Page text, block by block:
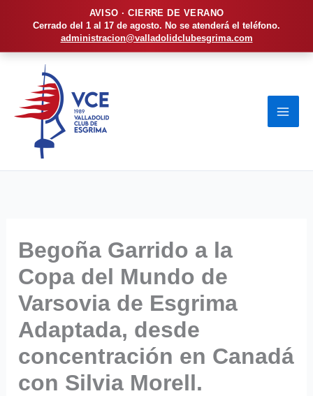
AVISO · CIERRE DE VERANO
Cerrado del 1 al 17 de agosto. No se atenderá el teléfono.
administracion@valladolidclubesgrima.com
contenido
Begoña Garrido a la
Copa del Mundo de
Varsovia de Esgrima
Adaptada, desde
concentración en Canadá
con Silvia Morell.